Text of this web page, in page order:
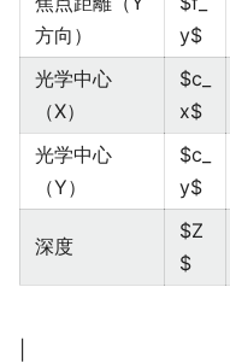
方向）
y$
光学中心
（X）
$c_
x$
光学中心
（Y）
$c_
y$
深度
$Z
$